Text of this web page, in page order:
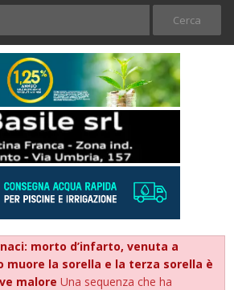
morto d’infarto, venuta a
muore la sorella e la terza sorella è
maloreUna sequenza che ha